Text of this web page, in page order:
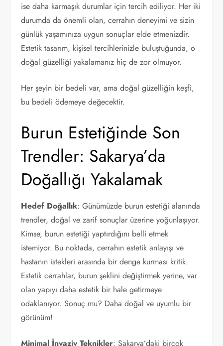
ise daha karmaşık durumlar için tercih ediliyor. Her iki
durumda da önemli olan, cerrahın deneyimi ve sizin
günlük yaşamınıza uygun sonuçlar elde etmenizdir.
Estetik tasarım, kişisel tercihlerinizle buluştuğunda, o
doğal güzelliği yakalamanız hiç de zor olmuyor.
Her şeyin bir bedeli var, ama doğal güzelliğin keşfi,
bu bedeli ödemeye değecektir.
Burun Estetiğinde Son
Trendler: Sakarya’da
Doğallığı Yakalamak
Hedef Doğallık: Günümüzde burun estetiği alanında
trendler, doğal ve zarif sonuçlar üzerine yoğunlaşıyor.
Kimse, burun estetiği yaptırdığını belli etmek
istemiyor. Bu noktada, cerrahın estetik anlayışı ve
hastanın istekleri arasında bir denge kurması kritik.
Estetik cerrahlar, burun şeklini değiştirmek yerine, var
olan yapıyı daha estetik bir hale getirmeye
odaklanıyor. Sonuç mu? Daha doğal ve uyumlu bir
görünüm!
Minimal İnvaziv Teknikler: Sakarya’daki birçok